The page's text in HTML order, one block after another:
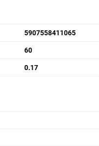
5907558411065
60
0.17